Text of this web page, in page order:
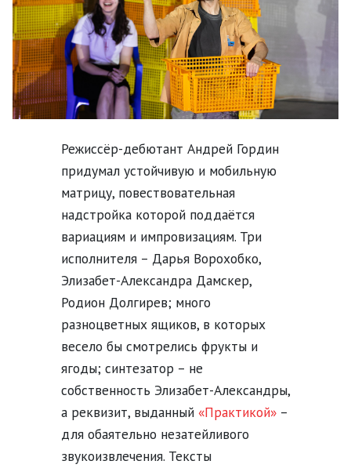
Режиссёр-дебютант Андрей Гордин
придумал устойчивую и мобильную
матрицу, повествовательная
надстройка которой поддаётся
вариациям и импровизациям. Три
исполнителя – Дарья Ворохобко,
Элизабет-Александра Дамскер,
Родион Долгирев; много
разноцветных ящиков, в которых
весело бы смотрелись фрукты и
ягоды; синтезатор – не
собственность Элизабет-Александры,
а реквизит, выданный «Практикой»–
для обаятельно незатейливого
звукоизвлечения. Тексты